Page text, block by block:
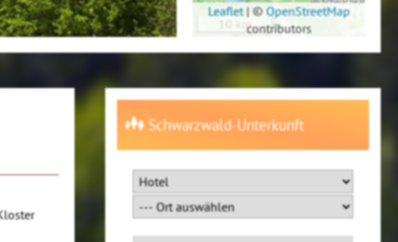
10 km
Leaflet |© OpenStreetMap
contributors
Schwarzwald-Unterkunft